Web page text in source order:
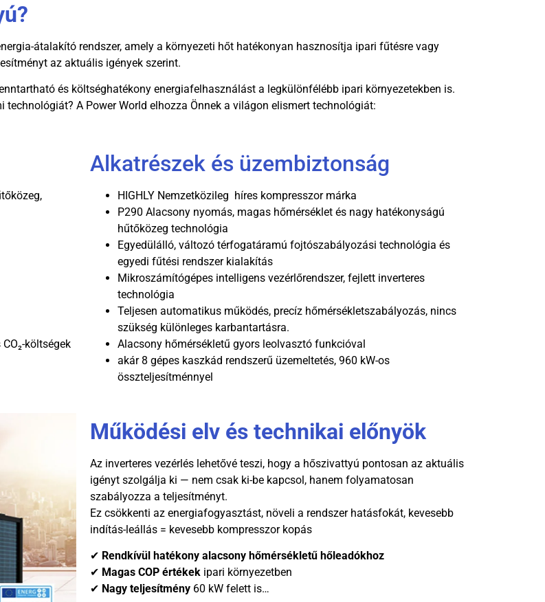
átalakító rendszer, amely a környezeti hőt hatékonyan hasznosítja ipari fűtésre vagy
az aktuális igények szerint.
és költséghatékony energiafelhasználást a legkülönfélébb ipari környezetekben is.
A Power World elhozza Önnek a világon elismert technológiát:
költségek
Alkatrészek és üzembiztonság
HIGHLY Nemzetközileg híres kompresszor márka
P290 Alacsony nyomás, magas hőmérséklet és nagy hatékonyságú
hűtőközeg technológia
Egyedülálló, változó térfogatáramú fojtószabályozási technológia és
egyedi fűtési rendszer kialakítás
Mikroszámítógépes intelligens vezérlőrendszer, fejlett inverteres
technológia
Teljesen automatikus működés, precíz hőmérsékletszabályozás, nincs
szükség különleges karbantartásra.
Alacsony hőmérsékletű gyors leolvasztó funkcióval
akár 8 gépes kaszkád rendszerű üzemeltetés, 960 kW-os
összteljesítménnyel
Működési elv és technikai előnyök
Az inverteres vezérlés lehetővé teszi, hogy a hőszivattyú pontosan az aktuális
igényt szolgálja ki — nem csak ki-be kapcsol, hanem folyamatosan
szabályozza a teljesítményt.
Ez csökkenti az energiafogyasztást, növeli a rendszer hatásfokát, kevesebb
indítás-leállás = kevesebb kompresszor kopás
✔ Rendkívül hatékony alacsony hőmérsékletű hőleadókhoz
✔ Magas COP értékek ipari környezetben
✔ Nagy teljesítmény 60 kW felett is…